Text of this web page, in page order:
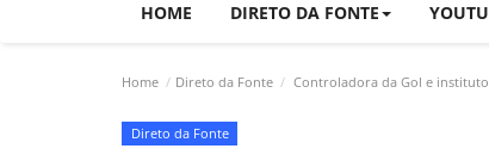
HOME DIRETO DA FONTE
Home Direto da Fonte Controladora da Gol e
Direto da Fonte